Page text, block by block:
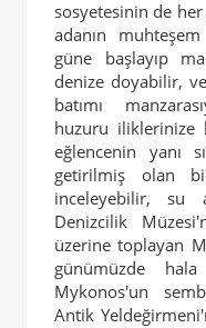
sosyetesinin de
adanın
güne başlayıp
denize doyabilir,
batımı
huzuru iliklerinize
eğlencenin yanı
getirilmiş olan
inceleyebilir, su
Denizcilik
üzerine toplayan
günümüzde
Mykonos'un
Antik